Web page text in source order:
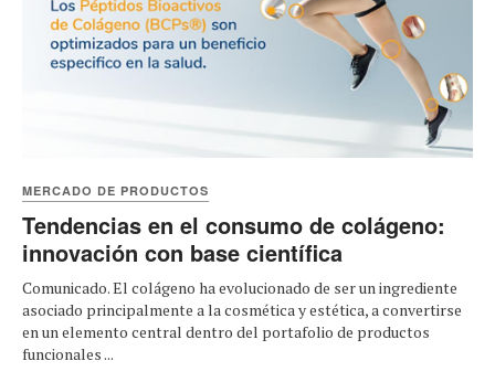
MERCADO DE PRODUCTOS
Tendencias en el consumo de colágeno:
innovación con base científica
Comunicado. El colágeno ha evolucionado de ser un ingrediente
asociado principalmente a la cosmética y estética, a convertirse
en un elemento central dentro del portafolio de productos
funcionales ...